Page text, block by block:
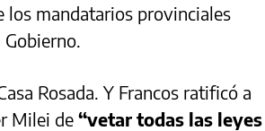
los mandatarios provinciales
Rosada. Y Francos ratificó a
Milei de“vetar todas las leyes